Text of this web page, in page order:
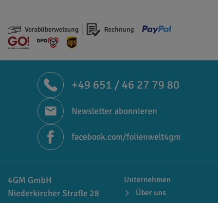
Vorabüberweisung Rechnung
+49 651 / 46 27 79 80
Newsletter abonnieren
facebook.com/folienwelt4gm
4GM GmbH
Niederkircher Straße 28
Unternehmen
Über uns